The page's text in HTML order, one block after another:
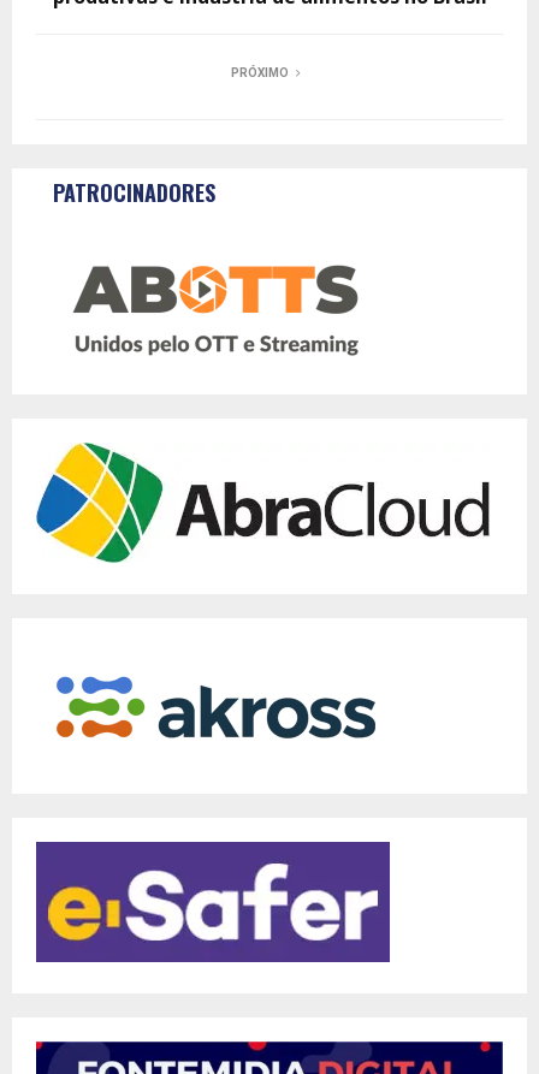
PRÓXIMO
PATROCINADORES